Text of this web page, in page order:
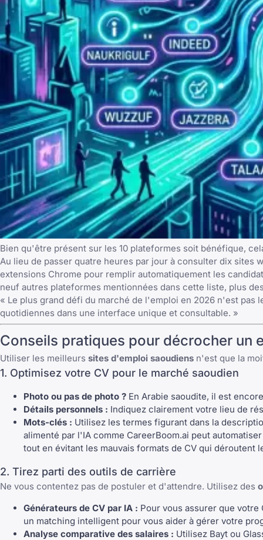
Bien qu'être présent sur les 10 plateformes soit bénéfique,
Au lieu de passer quatre heures par jour à consulter dix sites
extensions Chrome pour remplir automatiquement les
neuf autres plateformes mentionnées dans cette liste, plus
« Le plus grand défi du marché de l'emploi en 2026 n'est
quotidiennes dans une interface unique et consultable. »
Conseils pratiques pour décrocher un
Utiliser les meilleurs sites d'emploi saoudiens n'est que la
1. Optimisez votre CV pour le marché saoudien
Photo ou pas de photo ? En Arabie saoudite, il est
Détails personnels : Indiquez clairement votre lieu de
Mots-clés : Utilisez les termes figurant dans la
alimenté par l'IA comme CareerBoom.ai peut
tout en évitant les mauvais formats de CV qui déroutent
2. Tirez parti des outils de carrière
Ne vous contentez pas de postuler et d'attendre. Utilisez des
Générateurs de CV par IA : Pour vous assurer que
un matching intelligent pour vous aider à gérer votre
Analyse comparative des salaires : Utilisez Bayt ou